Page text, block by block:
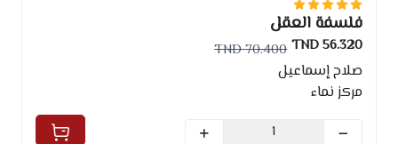
فلسفة العقل
56.320 TND
70.400 TND
صلاح إسماعيل
مركز نماء